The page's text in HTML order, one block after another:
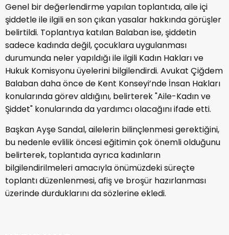
Genel bir değerlendirme yapılan toplantıda, aile içi
şiddetle ile ilgili en son çıkan yasalar hakkında görüşler
belirtildi. Toplantıya katılan Balaban ise, şiddetin
sadece kadında değil, çocuklara uygulanması
durumunda neler yapıldığı ile ilgili Kadın Hakları ve
Hukuk Komisyonu üyelerini bilgilendirdi. Avukat Çiğdem
Balaban daha önce de Kent Konseyi’nde İnsan Hakları
konularında görev aldığını, belirterek "Aile-Kadın ve
Şiddet" konularında da yardımcı olacağını ifade etti.
Başkan Ayşe Sandal, ailelerin bilinçlenmesi gerektiğini,
bu nedenle evlilik öncesi eğitimin çok önemli olduğunu
belirterek, toplantıda ayrıca kadınların
bilgilendirilmeleri amacıyla önümüzdeki süreçte
toplantı düzenlenmesi, afiş ve broşür hazırlanması
üzerinde durduklarını da sözlerine ekledi.